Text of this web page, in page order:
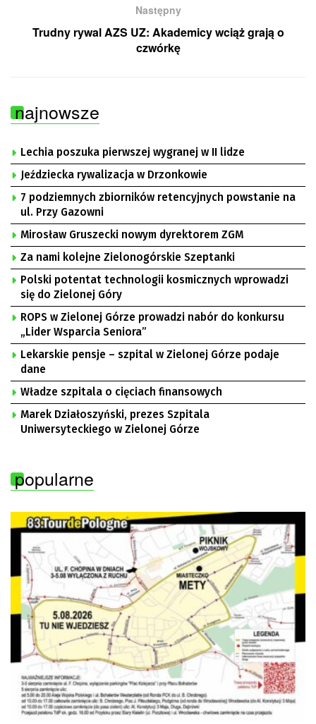
Następny
Trudny rywal AZS UZ: Akademicy wciąż grają o
czwórkę
najnowsze
Lechia poszuka pierwszej wygranej w II lidze
Jeździecka rywalizacja w Drzonkowie
7 podziemnych zbiorników retencyjnych powstanie na
ul. Przy Gazowni
Mirosław Gruszecki nowym dyrektorem ZGM
Za nami kolejne Zielonogórskie Szeptanki
Polski potentat technologii kosmicznych wprowadzi
się do Zielonej Góry
ROPS w Zielonej Górze prowadzi nabór do konkursu
„Lider Wsparcia Seniora”
Lekarskie pensje – szpital w Zielonej Górze podaje
dane
Władze szpitala o cięciach finansowych
Marek Działoszyński, prezes Szpitala
Uniwersyteckiego w Zielonej Górze
popularne